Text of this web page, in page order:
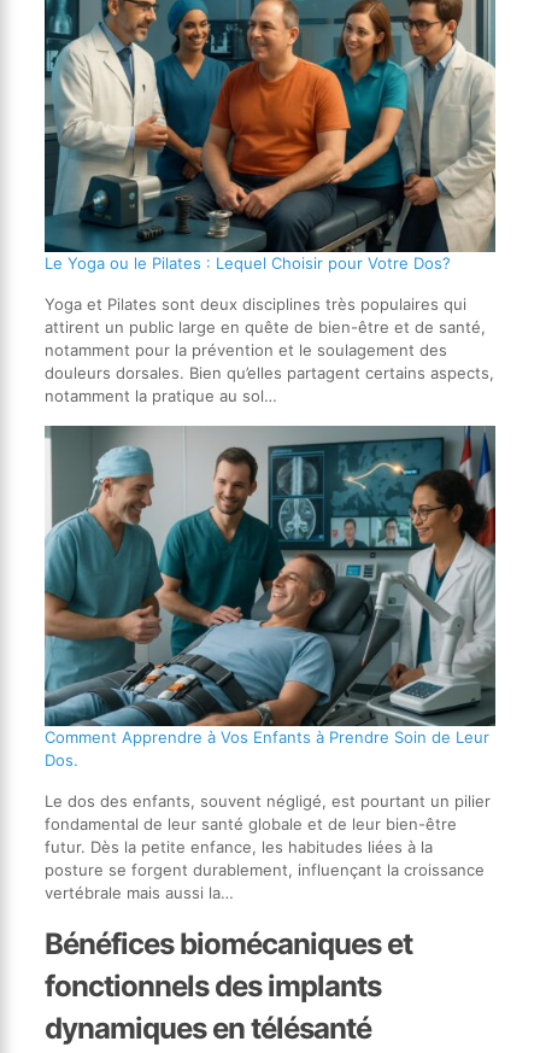
Le Yoga ou le Pilates : Lequel Choisir pour Votre Dos?
Yoga et Pilates sont deux disciplines très populaires qui
attirent un public large en quête de bien-être et de santé,
notamment pour la prévention et le soulagement des
douleurs dorsales. Bien qu’elles partagent certains aspects,
notamment la pratique au sol…
Comment Apprendre à Vos Enfants à Prendre Soin de Leur
Dos.
Le dos des enfants, souvent négligé, est pourtant un pilier
fondamental de leur santé globale et de leur bien-être
futur. Dès la petite enfance, les habitudes liées à la
posture se forgent durablement, influençant la croissance
vertébrale mais aussi la…
Bénéfices biomécaniques et
fonctionnels des implants
dynamiques en télésanté